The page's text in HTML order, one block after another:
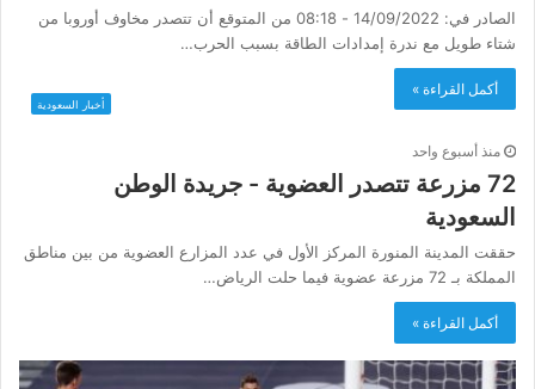
الصادر في: 14/09/2022 - 08:18 من المتوقع أن تتصدر مخاوف أوروبا من
شتاء طويل مع ندرة إمدادات الطاقة بسبب الحرب…
أكمل القراءة »
أخبار السعودية
منذ أسبوع واحد
72 مزرعة تتصدر العضوية - جريدة الوطن
السعودية
حققت المدينة المنورة المركز الأول في عدد المزارع العضوية من بين مناطق
المملكة بـ 72 مزرعة عضوية فيما حلت الرياض…
أكمل القراءة »